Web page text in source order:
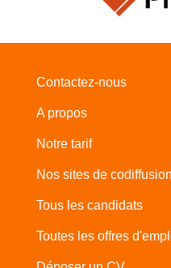
Contactez-nous
A propos
Notre tarif
Nos sites de codiffusion
Tous les candidats
Toutes les offres